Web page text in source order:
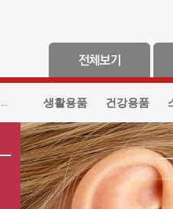
생활용품 건강용품